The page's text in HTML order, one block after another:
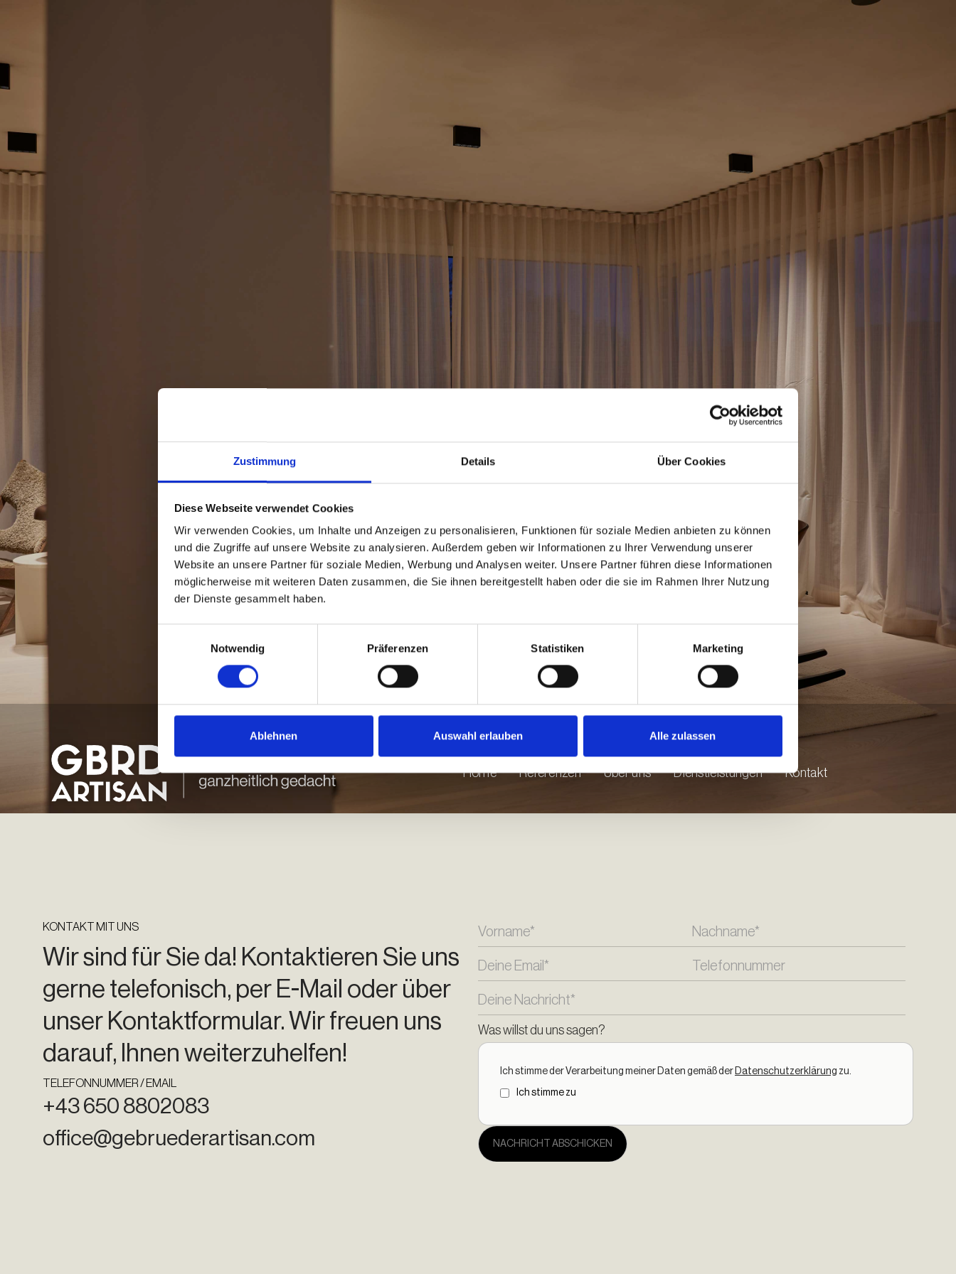
Zustimmung Details Über Cookies
Diese Webseite verwendet Cookies
Wir verwenden Cookies, um Inhalte und Anzeigen zu personalisieren, Funktionen für soziale Medien anbieten zu können
und die Zugriffe auf unsere Website zu analysieren. Außerdem geben wir Informationen zu Ihrer Verwendung unserer
Website an unsere Partner für soziale Medien, Werbung und Analysen weiter. Unsere Partner führen diese Informationen
möglicherweise mit weiteren Daten zusammen, die Sie ihnen bereitgestellt haben oder die sie im Rahmen Ihrer Nutzung
der Dienste gesammelt haben.
Notwendig
Präferenzen Statistiken Marketing
Ablehnen Auswahl erlauben Alle zulassen
Home Referenzen Über uns Dienstleistungen Kontakt
KONTAKT MIT UNS
Wir sind für Sie da! Kontaktieren Sie uns
gerne telefonisch, per E-Mail oder über
unser Kontaktformular. Wir freuen uns
darauf, Ihnen weiterzuhelfen!
TELEFONNUMMER / EMAIL
+43 650 8802083
office@gebruederartisan.com
Was willst du uns sagen?
Ich stimme der Verarbeitung meiner Daten gemäß der Datenschutzerklärung zu.
Ich stimme zu
NACHRICHT ABSCHICKEN